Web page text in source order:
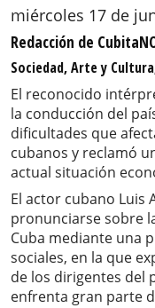
miércoles 17 de
Redacción de
Sociedad, Arte y
El reconocido
la conducción del
dificultades que
cubanos y reclamó
actual situación
El actor cubano Luis
pronunciarse sobre
Cuba mediante una
sociales, en la que
de los dirigentes del
enfrenta gran parte